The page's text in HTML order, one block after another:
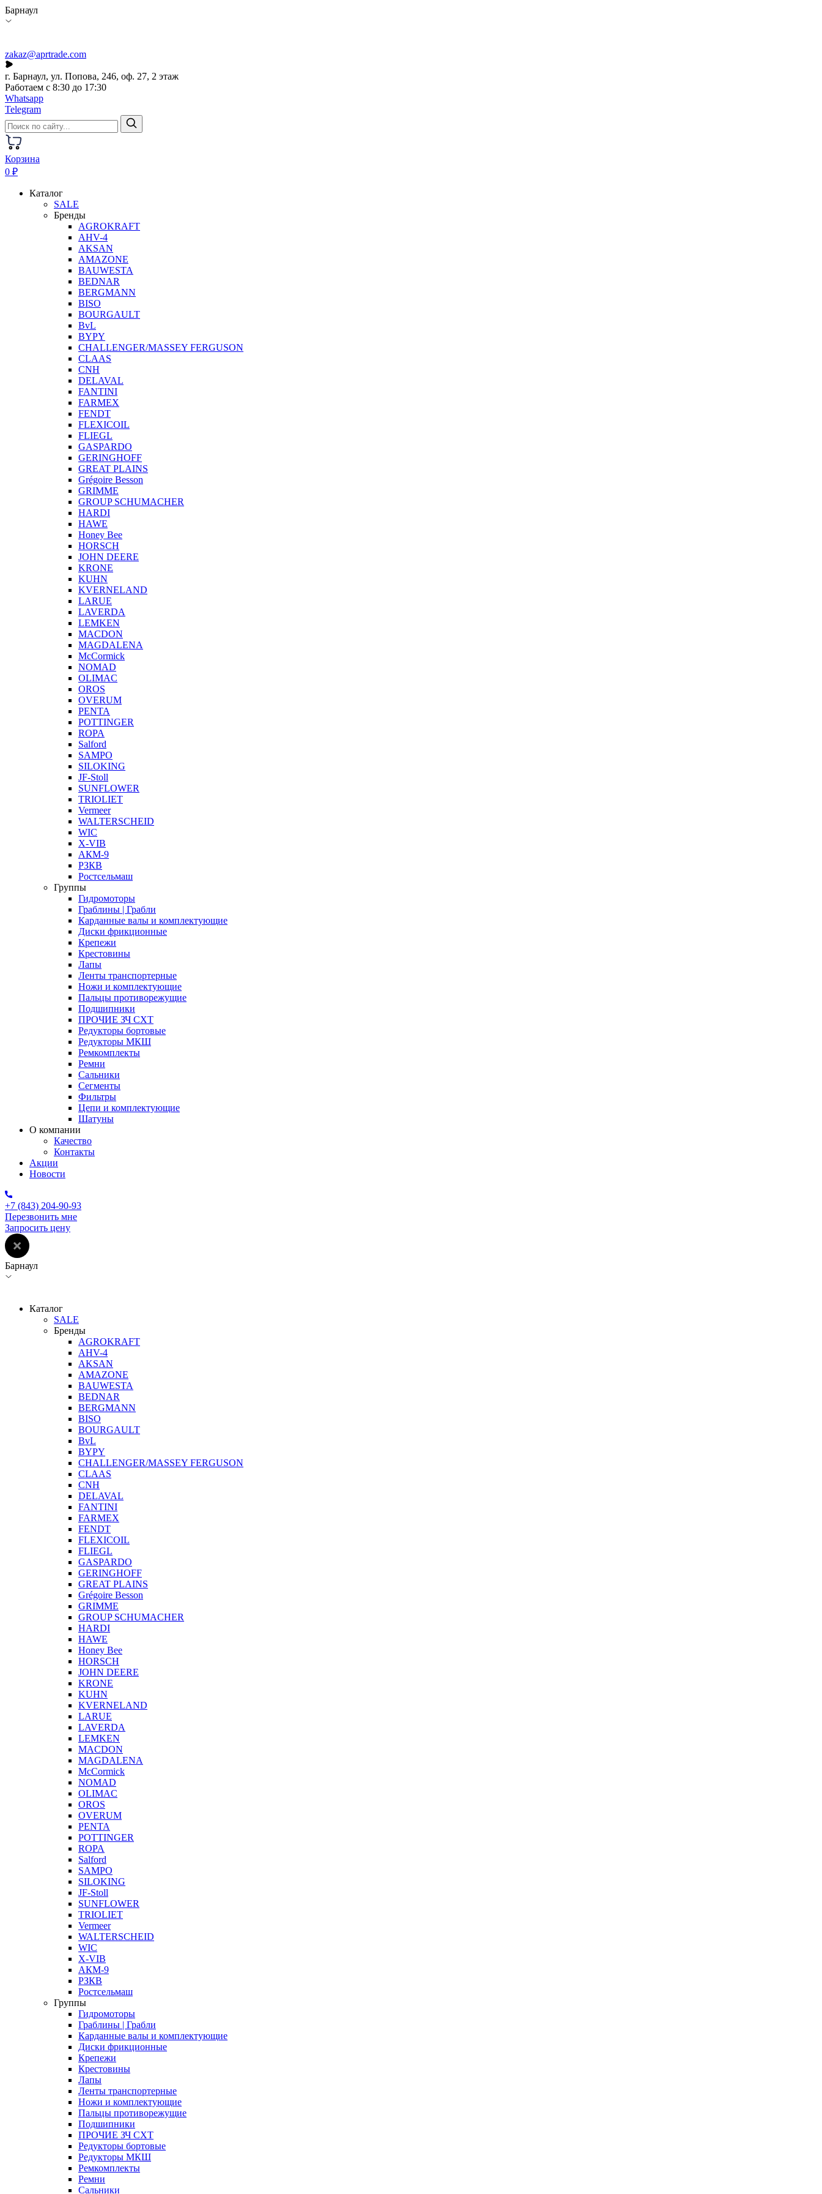
Барнаул
zakaz@aprtrade.com
г. Барнаул, ул. Попова, 246, оф. 27, 2 этаж
Работаем с 8:30 до 17:30
Whatsapp
Telegram
Корзина
0 ₽
Каталог
SALE
Бренды
AGROKRAFT
AHV-4
AKSAN
AMAZONE
BAUWESTA
BEDNAR
BERGMANN
BISO
BOURGAULT
BvL
BYPY
CHALLENGER/MASSEY FERGUSON
CLAAS
CNH
DELAVAL
FANTINI
FARMEX
FENDT
FLEXICOIL
FLIEGL
GASPARDO
GERINGHOFF
GREAT PLAINS
Grégoire Besson
GRIMME
GROUP SCHUMACHER
HARDI
HAWE
Honey Bee
HORSCH
JOHN DEERE
KRONE
KUHN
KVERNELAND
LARUE
LAVERDA
LEMKEN
MACDON
MAGDALENA
McCormick
NOMAD
OLIMAC
OROS
OVERUM
PENTA
POTTINGER
ROPA
Salford
SAMPO
SILOKING
JF-Stoll
SUNFLOWER
TRIOLIET
Vermeer
WALTERSCHEID
WIC
X-VIB
АКМ-9
РЗКВ
Ростсельмаш
Группы
Гидромоторы
Граблины | Грабли
Карданные валы и комплектующие
Диски фрикционные
Крепежи
Крестовины
Лапы
Ленты транспортерные
Ножи и комплектующие
Пальцы противорежущие
Подшипники
ПРОЧИЕ ЗЧ СХТ
Редукторы бортовые
Редукторы МКШ
Ремкомплекты
Ремни
Сальники
Сегменты
Фильтры
Цепи и комплектующие
Шатуны
О компании
Качество
Контакты
Акции
Новости
+7 (843) 204-90-93
Перезвонить мне
Запросить цену
Барнаул
Каталог
SALE
Бренды
AGROKRAFT
AHV-4
AKSAN
AMAZONE
BAUWESTA
BEDNAR
BERGMANN
BISO
BOURGAULT
BvL
BYPY
CHALLENGER/MASSEY FERGUSON
CLAAS
CNH
DELAVAL
FANTINI
FARMEX
FENDT
FLEXICOIL
FLIEGL
GASPARDO
GERINGHOFF
GREAT PLAINS
Grégoire Besson
GRIMME
GROUP SCHUMACHER
HARDI
HAWE
Honey Bee
HORSCH
JOHN DEERE
KRONE
KUHN
KVERNELAND
LARUE
LAVERDA
LEMKEN
MACDON
MAGDALENA
McCormick
NOMAD
OLIMAC
OROS
OVERUM
PENTA
POTTINGER
ROPA
Salford
SAMPO
SILOKING
JF-Stoll
SUNFLOWER
TRIOLIET
Vermeer
WALTERSCHEID
WIC
X-VIB
АКМ-9
РЗКВ
Ростсельмаш
Группы
Гидромоторы
Граблины | Грабли
Карданные валы и комплектующие
Диски фрикционные
Крепежи
Крестовины
Лапы
Ленты транспортерные
Ножи и комплектующие
Пальцы противорежущие
Подшипники
ПРОЧИЕ ЗЧ СХТ
Редукторы бортовые
Редукторы МКШ
Ремкомплекты
Ремни
Сальники